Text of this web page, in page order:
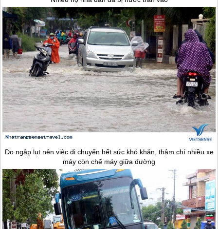
Do ngập lụt nên việc di chuyển hết sức khó khăn, thậm chí nhiều xe
máy còn chế máy giữa đường